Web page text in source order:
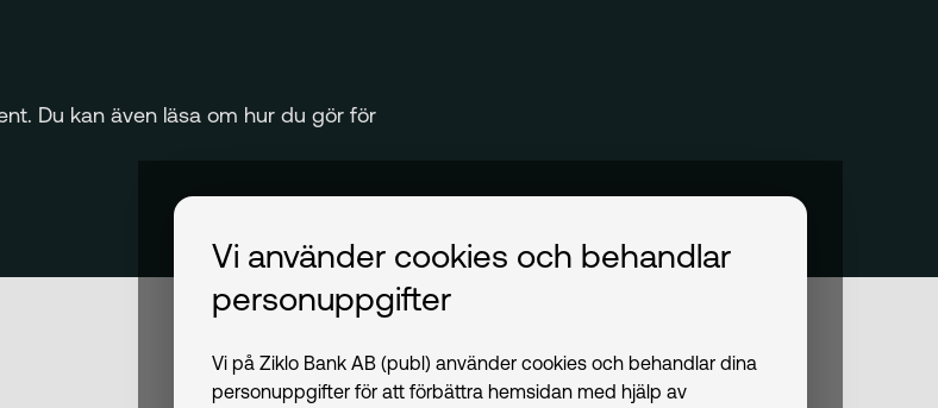
Du kan även läsa om hur du gör för
Vi använder cookies och behandlar
personuppgifter
Vi på Ziklo Bank AB (publ) använder cookies och behandlar dina
personuppgifter för att förbättra hemsidan med hjälp av